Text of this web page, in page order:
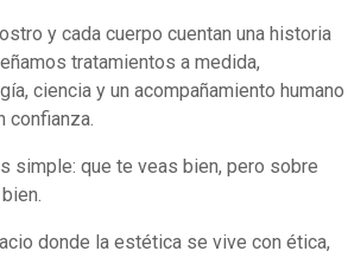
y cada cuerpo cuentan una historia
tratamientos a medida,
ciencia y un acompañamiento humano
confianza.
simple: que te veas bien, pero sobre
donde la estética se vive con ética,